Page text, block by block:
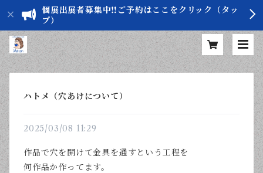
個展出展者募集中‼️ご予約はここをクリック（タッ
プ）
ハトメ（穴あけについて）
2025/03/08 11:29
作品で穴を開けて金具を通すという工程を
何作品か作ってます。